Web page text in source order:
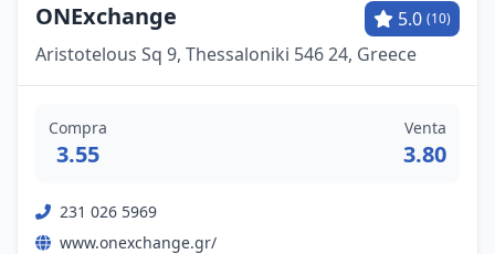
ONExchange 5.0 (10)
Aristotelous Sq 9, Thessaloniki 546 24, Greece
Compra
3.55
Venta
3.80
231 026 5969
www.onexchange.gr/